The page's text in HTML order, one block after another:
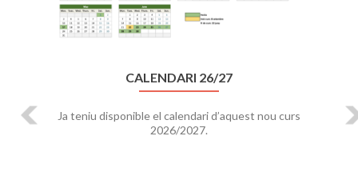
CALENDARI 26/27
Ja teniu disponible el calendari d’aquest nou curs
2026/2027.